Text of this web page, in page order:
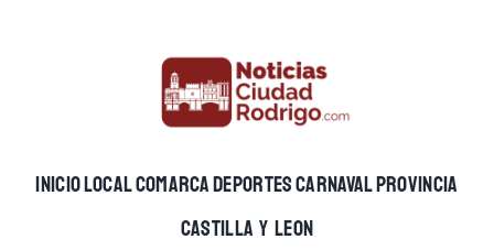
INICIOLOCALCOMARCADEPORTESCARNAVALPROVINCIA
CASTILLA Y LEON